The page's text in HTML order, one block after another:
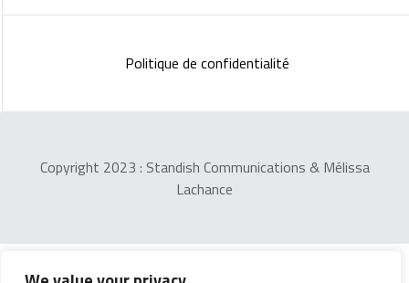
Politique de confidentialité
Copyright 2023 : Standish Communications & Mélissa
Lachance